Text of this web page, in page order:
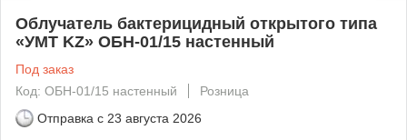
Облучатель бактерицидный открытого типа
«УМТ KZ» ОБН-01/15 настенный
Под заказ
Код: ОБН-01/15 настенный
Розница
Отправка с 23 августа 2026